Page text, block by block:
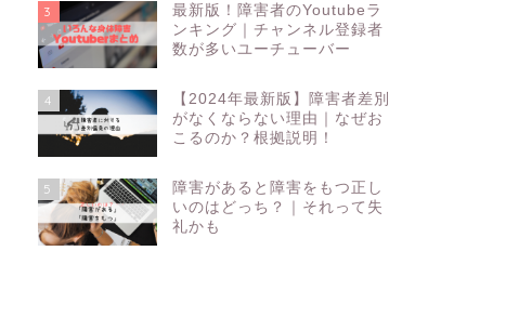
3
最新版！障害者のYoutubeラ
ンキング｜チャンネル登録者
数が多いユーチューバー
4
【2024年最新版】障害者差別
がなくならない理由｜なぜお
こるのか？根拠説明！
5
障害があると障害をもつ正し
いのはどっち？｜それって失
礼かも